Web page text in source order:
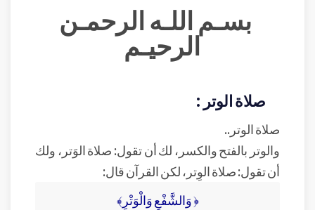
بسـم اللـه الرحمـن
الرحيـم
صلاة الوتر :
صلاة الوتر..
والوتر بالفتح والكسر، لك أن تقول: صلاة الوَتر، ولك
أن تقول: صلاة الوِتر، لكن القرآن قال:
﴿ وَالشَّفْعِ وَالْوَتْرِ﴾